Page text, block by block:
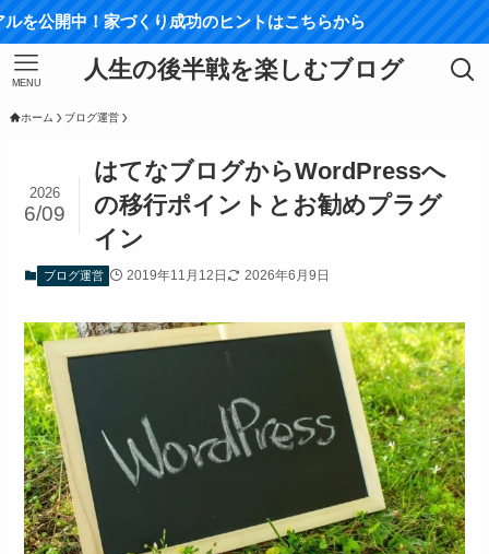
づくり成功のヒントはこちらから
人生の後半戦を楽しむブログ
MENU
ホーム ブログ運営
はてなブログからWordPressへ
の移行ポイントとお勧めプラグ
イン
2026
6/09
ブログ運営 2019年11月12日 2026年6月9日